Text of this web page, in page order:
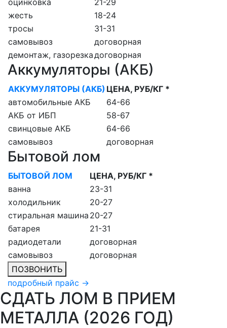
жесть
18-24
тросы
31-31
самовывоз
договорная
демонтаж, газорезкадоговорная
Аккумуляторы (АКБ)
АККУМУЛЯТОРЫ (АКБ) ЦЕНА, РУБ/КГ *
автомобильные АКБ
64-66
АКБ от ИБП
58-67
свинцовые АКБ
64-66
самовывоз
договорная
Бытовой лом
БЫТОВОЙ ЛОМ
ЦЕНА, РУБ/КГ *
ванна
23-31
холодильник
20-27
стиральная машина 20-27
батарея
21-31
радиодетали
договорная
самовывоз
договорная
ПОЗВОНИТЬ
подробный прайс →
СДАТЬ ЛОМ В ПРИЕМ
МЕТАЛЛА (2026 ГОД)